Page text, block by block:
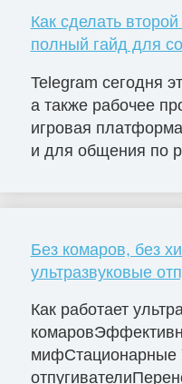
Как сделать
полный гайд для
Telegram сегодня
а также рабочее
игровая
и для общения по
Без комаров, без
ультразвуковые
Как работает
мифСтационарные